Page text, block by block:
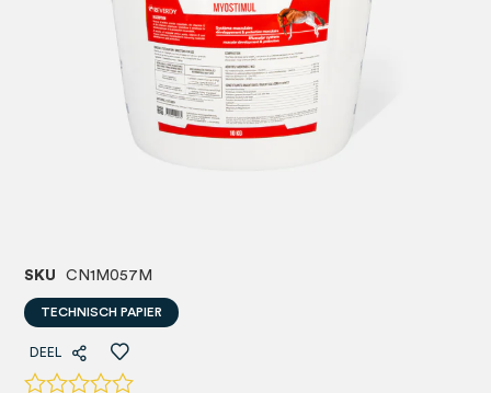
SKU CN1M057M
TECHNISCH PAPIER
DEEL